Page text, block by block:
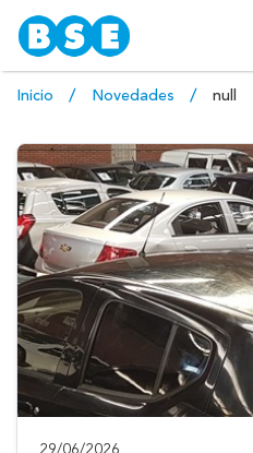
Inicio Novedades null
29/06/2026